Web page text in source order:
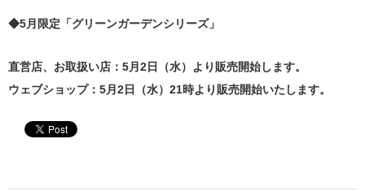
◆5月限定「グリーンガーデンシリーズ」
直営店、お取扱い店：5月2日（水）より販売開始します。
ウェブショップ：5月2日（水）21時より販売開始いたします。